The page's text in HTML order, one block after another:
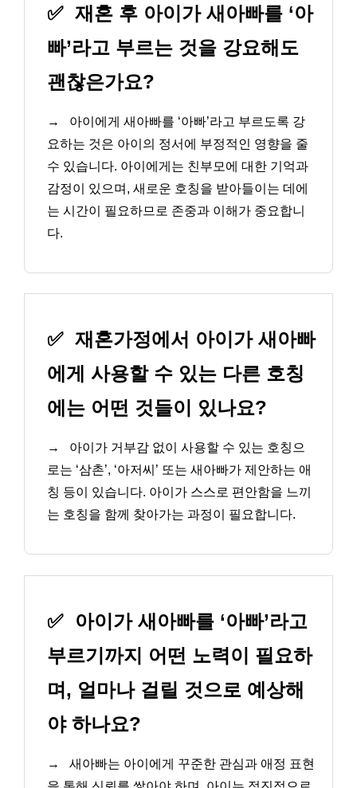
✅ 재혼 후 아이가 새아빠를 ‘아
빠’라고 부르는 것을 강요해도
괜찮은가요?
→
아이에게 새아빠를 ‘아빠’라고 부르도록 강
요하는 것은 아이의 정서에 부정적인 영향을 줄
수 있습니다. 아이에게는 친부모에 대한 기억과
감정이 있으며, 새로운 호칭을 받아들이는 데에
는 시간이 필요하므로 존중과 이해가 중요합니
다.
✅ 재혼가정에서 아이가 새아빠
에게 사용할 수 있는 다른 호칭
에는 어떤 것들이 있나요?
→
아이가 거부감 없이 사용할 수 있는 호칭으
로는 ‘삼촌’, ‘아저씨’ 또는 새아빠가 제안하는 애
칭 등이 있습니다. 아이가 스스로 편안함을 느끼
는 호칭을 함께 찾아가는 과정이 필요합니다.
✅
아이가 새아빠를 ‘아빠’라고
부르기까지 어떤 노력이 필요하
며, 얼마나 걸릴 것으로 예상해
야 하나요?
→
새아빠는 아이에게 꾸준한 관심과 애정 표현